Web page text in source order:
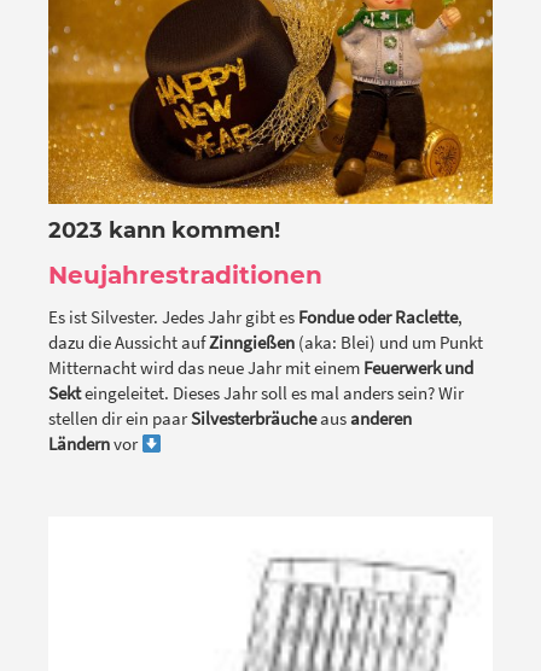
2023 kann kommen!
Neujahrestraditionen
Es ist Silvester. Jedes Jahr gibt es Fondue oder Raclette,
dazu die Aussicht aufZinngießen (aka: Blei) und um Punkt
Mitternacht wird das neue Jahr mit einem Feuerwerk und
Sekteingeleitet. Dieses Jahr soll es mal anders sein? Wir
stellen dir ein paarSilvesterbräucheausanderen
Ländernvor